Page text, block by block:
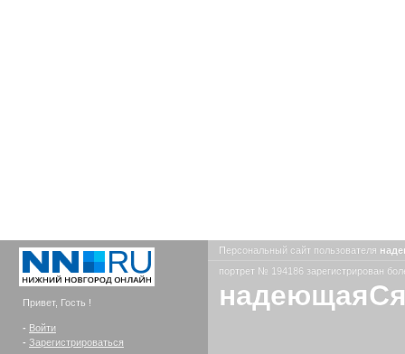
Привет, Гость !
- Войти
- Зарегистрироваться
Персональный сайт пользователя
портрет № 194186 зарегистрирован